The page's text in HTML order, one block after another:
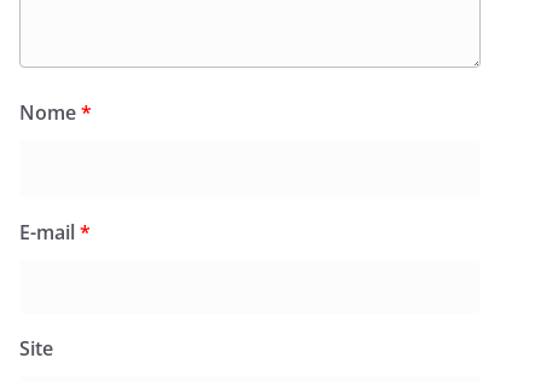
Nome*
E-mail*
Site